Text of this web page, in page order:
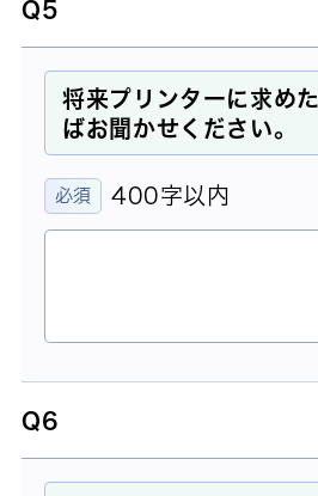
Q5
将来プリンターに求め
ばお聞かせください。
400字以内
Q6